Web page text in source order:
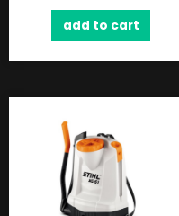
add to cart